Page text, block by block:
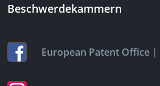
Beschwerdekammern
European Patent Office |